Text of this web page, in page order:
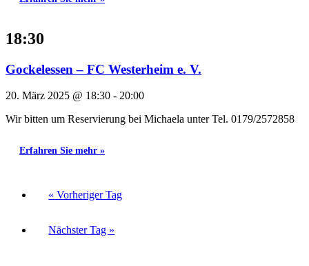
18:30
Gockelessen – FC Westerheim e. V.
20. März 2025 @ 18:30 - 20:00
Wir bitten um Reservierung bei Michaela unter Tel. 0179/2572858
Erfahren Sie mehr »
« Vorheriger Tag
Nächster Tag »